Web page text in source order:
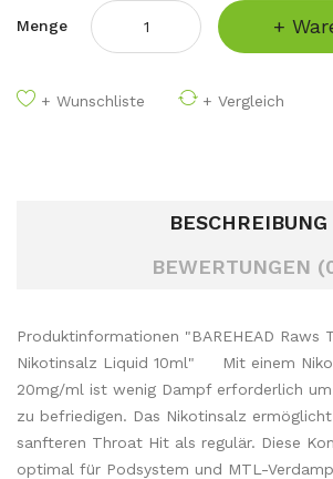
Menge +
+ Wunschliste + Vergleich
BESCHREIBUNG
BEWERTUNGEN
Produktinformationen "BAREHEAD Raws
Nikotinsalz Liquid 10ml" Mit einem
20mg/ml ist wenig Dampf erforderlich
zu befriedigen. Das Nikotinsalz ermöglicht
sanfteren Throat Hit als regulär. Diese
optimal für Podsystem und MTL-